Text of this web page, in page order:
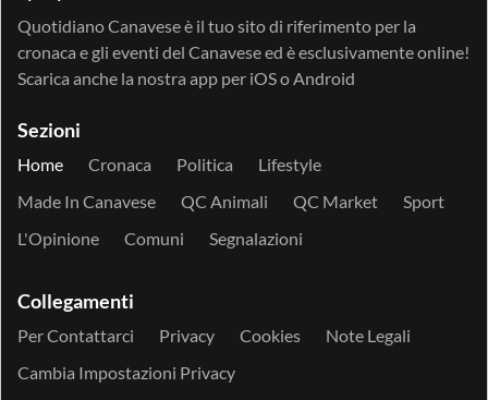
Quotidiano Canavese è il tuo sito di riferimento per la
cronaca e gli eventi del Canavese ed è esclusivamente online!
Scarica anche la nostra app per iOSoAndroid
Sezioni
Home Cronaca Politica
Lifestyle
Made In Canavese
QC Animali QC Market
Sport
L'Opinione
Comuni Segnalazioni
Collegamenti
Per Contattarci Privacy Cookies
Note Legali
Cambia Impostazioni Privacy